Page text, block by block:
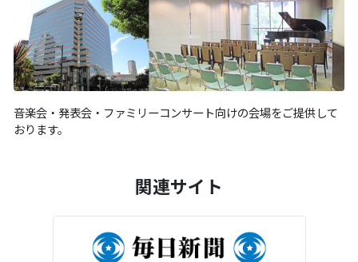
音楽会・発表会・ファミリーコンサート向けの会場をご提供して
おります。
関連サイト